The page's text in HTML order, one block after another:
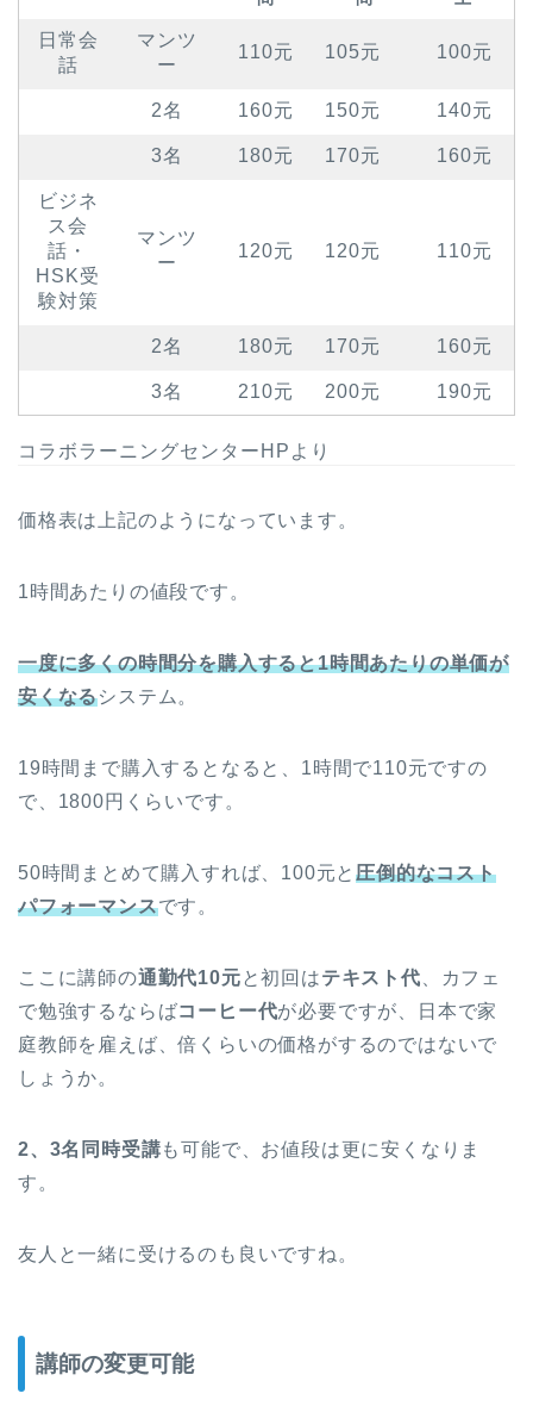
日常会
話
マンツ
ー
110元 105元 100元
2名 160元 150元 140元
3名 180元 170元 160元
ビジネ
ス会
話・
HSK受
験対策
マンツ
ー
120元 120元 110元
2名 180元 170元 160元
3名 210元 200元 190元
コラボラーニングセンターHPより
価格表は上記のようになっています。
1時間あたりの値段です。
一度に多くの時間分を購入すると1時間あたりの単価が
安くなるシステム。
19時間まで購入するとなると、1時間で110元ですの
で、1800円くらいです。
50時間まとめて購入すれば、100元と圧倒的なコスト
パフォーマンスです。
ここに講師の通勤代10元 と初回はテキスト代 、カフェ
で勉強するならばコーヒー代が必要ですが、日本で家
庭教師を雇えば、倍くらいの価格がするのではないで
しょうか。
2、3名同時受講も可能で、お値段は更に安くなりま
す。
友人と一緒に受けるのも良いですね。
講師の変更可能